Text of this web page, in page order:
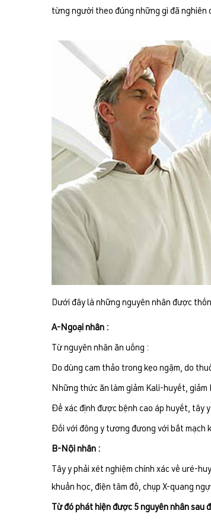
từng người theo đúng những gì đã nghiên
Dưới đây là những nguyên nhân được
A-Ngoại nhân :
Từ nguyên nhân ăn uống :
Do dùng cam thảo trong kẹo ngậm, do
Những thức ăn làm giảm Kali-huyết,
Để xác định được bệnh cao áp huyết, tây
Đối với đông y tương đưong với bắt mạch
B-Nội nhân :
Tây y phải xét nghiệm chính xác về uré-
khuẩn học, điện tâm đồ, chụp X-quang
Từ đó phát hiện được 5 nguyên nhân sau